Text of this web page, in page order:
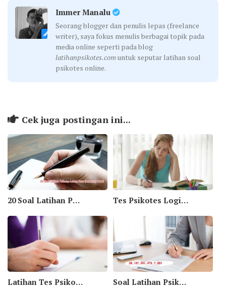
Immer Manalu
Seorang blogger dan penulis lepas (freelance
writer), saya fokus menulis berbagai topik pada
media online seperti pada blog
latihanpsikotes.comuntuk seputar latihan soal
psikotes online.
Cek juga postingan ini...
20 Soal Latihan Psikotes Lawan Kata (Antonim) Part II Tes Psikotes Logika Kreatif
Latihan Tes Psikotes Interpretasi Data dan Grafik Soal Latihan Psikotes Deret Angka Part 2